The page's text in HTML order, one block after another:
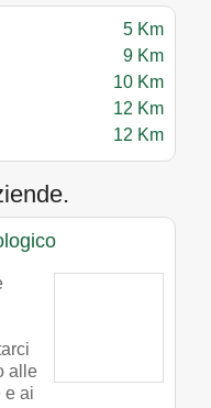
5 Km
9 Km
10 Km
12 Km
12 Km
alle
e ai